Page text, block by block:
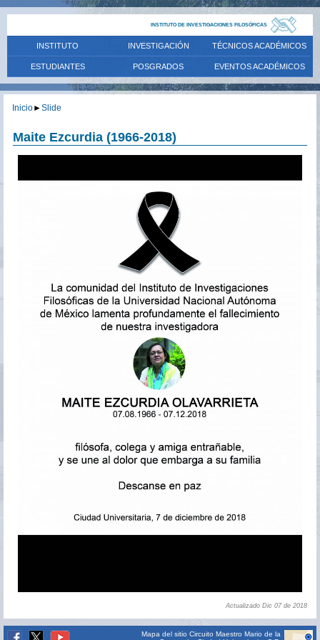
INSTITUTO DE INVESTIGACIONES FILOSÓFICAS
INSTITUTO INVESTIGACIÓN TÉCNICOS ACADÉMICOS
ESTUDIANTES POSGRADOS EVENTOS ACADÉMICOS
Inicio►Slide
Maite Ezcurdia (1966-2018)
Actualizado Dic 07 de 2018
Mapa del sitio Circuito Maestro Mario de la